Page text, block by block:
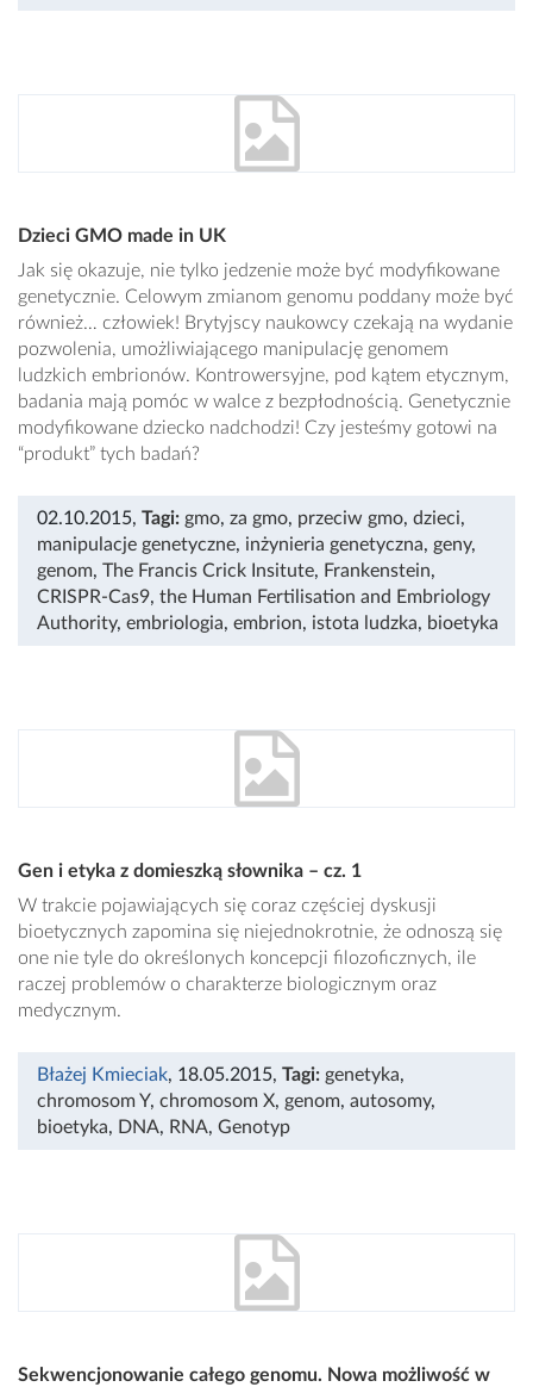
Dzieci GMO made in UK
Jak się okazuje, nie tylko jedzenie może być modyfikowane
genetycznie. Celowym zmianom genomu poddany może być
również… człowiek! Brytyjscy naukowcy czekają na wydanie
pozwolenia, umożliwiającego manipulację genomem
ludzkich embrionów. Kontrowersyjne, pod kątem etycznym,
badania mają pomóc w walce z bezpłodnością. Genetycznie
modyfikowane dziecko nadchodzi! Czy jesteśmy gotowi na
“produkt” tych badań?
02.10.2015, Tagi: gmo, za gmo, przeciw gmo, dzieci,
manipulacje genetyczne, inżynieria genetyczna, geny,
genom, The Francis Crick Insitute, Frankenstein,
CRISPR-Cas9, the Human Fertilisation and Embriology
Authority, embriologia, embrion, istota ludzka, bioetyka
Gen i etyka z domieszką słownika – cz. 1
W trakcie pojawiających się coraz częściej dyskusji
bioetycznych zapomina się niejednokrotnie, że odnoszą się
one nie tyle do określonych koncepcji filozoficznych, ile
raczej problemów o charakterze biologicznym oraz
medycznym.
Błażej Kmieciak, 18.05.2015, Tagi: genetyka,
chromosom Y, chromosom X, genom, autosomy,
bioetyka, DNA, RNA, Genotyp
Sekwencjonowanie całego genomu. Nowa możliwość w